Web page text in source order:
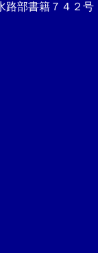
部書籍７４２